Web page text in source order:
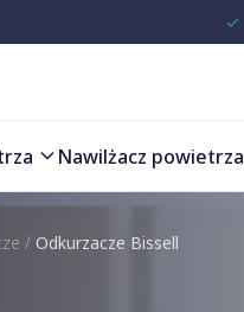
✓
Nawilżacz powietrza
/ Odkurzacze Bissell